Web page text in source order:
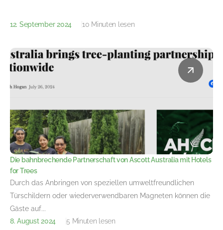
12. September 2024 10 Minuten lesen
Die bahnbrechende Partnerschaft von Ascott Australia mit Hotels
for Trees
Durch das Anbringen von speziellen umweltfreundlichen
Türschildern oder wiederverwendbaren Magneten können die
Gäste auf...
8. August 2024
5 Minuten lesen